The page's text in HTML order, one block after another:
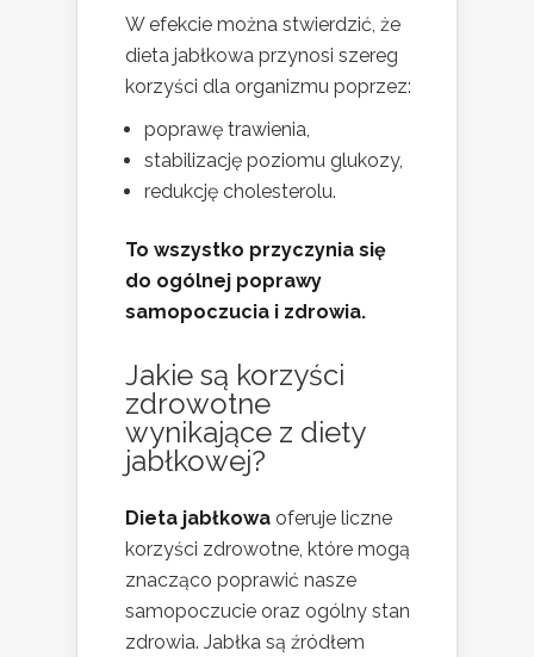
W efekcie można stwierdzić, że
dieta jabłkowa przynosi szereg
korzyści dla organizmu poprzez:
poprawę trawienia,
stabilizację poziomu glukozy,
redukcję cholesterolu.
To wszystko przyczynia się
do ogólnej poprawy
samopoczucia i zdrowia.
Jakie są korzyści
zdrowotne
wynikające z diety
jabłkowej?
Dieta jabłkowa oferuje liczne
korzyści zdrowotne, które mogą
znacząco poprawić nasze
samopoczucie oraz ogólny stan
zdrowia. Jabłka są źródłem